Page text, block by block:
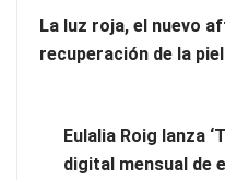
La luz roja, el nuevo
recuperación de la
Eulalia Roig lanza
digital mensual